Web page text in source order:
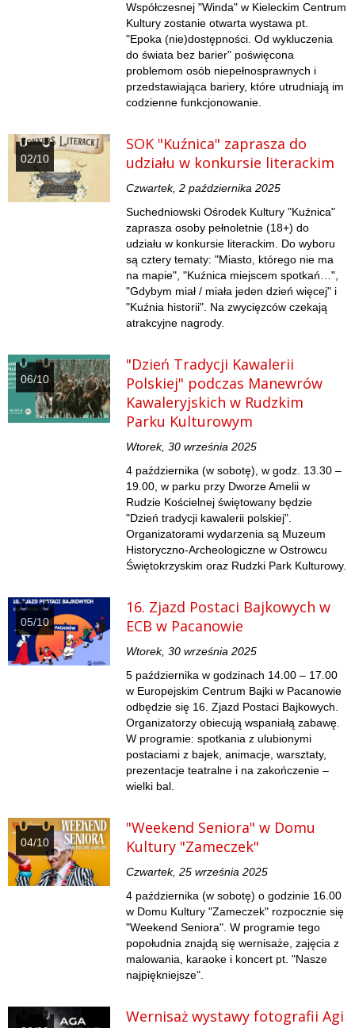
Współczesnej "Winda" w Kieleckim Centrum
Kultury zostanie otwarta wystawa pt.
"Epoka (nie)dostępności. Od wykluczenia
do świata bez barier" poświęcona
problemom osób niepełnosprawnych i
przedstawiająca bariery, które utrudniają im
codzienne funkcjonowanie.
02/10
SOK "Kuźnica" zaprasza do
udziału w konkursie literackim
Czwartek, 2 października 2025
Suchedniowski Ośrodek Kultury "Kuźnica"
zaprasza osoby pełnoletnie (18+) do
udziału w konkursie literackim. Do wyboru
są cztery tematy: "Miasto, którego nie ma
na mapie", "Kuźnica miejscem spotkań…",
"Gdybym miał / miała jeden dzień więcej" i
"Kuźnia historii". Na zwycięzców czekają
atrakcyjne nagrody.
06/10
"Dzień Tradycji Kawalerii
Polskiej" podczas Manewrów
Kawaleryjskich w Rudzkim
Parku Kulturowym
Wtorek, 30 września 2025
4 października (w sobotę), w godz. 13.30 –
19.00, w parku przy Dworze Amelii w
Rudzie Kościelnej świętowany będzie
"Dzień tradycji kawalerii polskiej".
Organizatorami wydarzenia są Muzeum
Historyczno-Archeologiczne w Ostrowcu
Świętokrzyskim oraz Rudzki Park Kulturowy.
05/10
16. Zjazd Postaci Bajkowych w
ECB w Pacanowie
Wtorek, 30 września 2025
5 października w godzinach 14.00 – 17.00
w Europejskim Centrum Bajki w Pacanowie
odbędzie się 16. Zjazd Postaci Bajkowych.
Organizatorzy obiecują wspaniałą zabawę.
W programie: spotkania z ulubionymi
postaciami z bajek, animacje, warsztaty,
prezentacje teatralne i na zakończenie –
wielki bal.
04/10
"Weekend Seniora" w Domu
Kultury "Zameczek"
Czwartek, 25 września 2025
4 października (w sobotę) o godzinie 16.00
w Domu Kultury "Zameczek" rozpocznie się
"Weekend Seniora". W programie tego
popołudnia znajdą się wernisaże, zajęcia z
malowania, karaoke i koncert pt. "Nasze
najpiękniejsze".
Wernisaż wystawy fotografii Agi